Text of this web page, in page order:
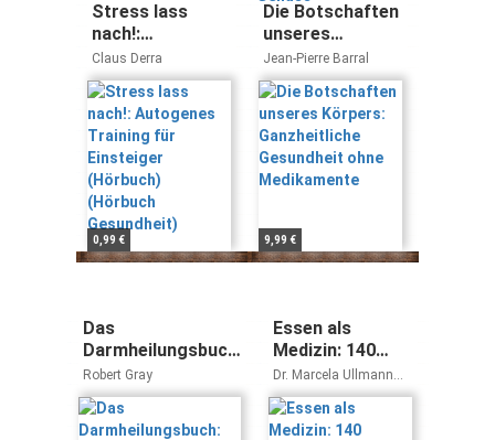
Stress lass
nach!:
Autogenes
Training für
Einsteiger
(Hörbuch)
(Hörbuch
Gesundheit)
Claus Derra
0,99 €
Die Botschaften
unseres
Körpers:
Ganzheitliche
Gesundheit ohne
Medikamente
Jean-Pierre Barral
9,99 €
Das
Darmheilungsbuch:
Gesundheit durch
Kolon-Sanierung
Robert Gray
Essen als
Medizin: 140
Lebensmittel für
mehr
Gesundheit (GU
Dr. Marcela Ullmann
Friedrich Bohlmann